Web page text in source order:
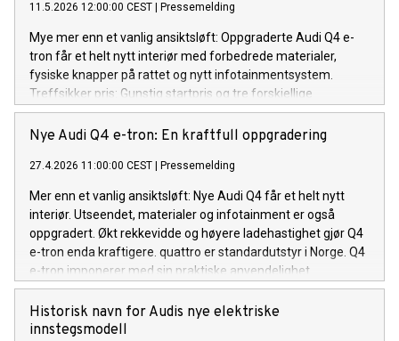
11.5.2026 12:00:00 CEST Pressemelding
Mye mer enn et vanlig ansiktsløft: Oppgraderte Audi Q4 e-
tron får et helt nytt interiør med forbedrede materialer,
fysiske knapper på rattet og nytt infotainmentsystem.
Treffsikker pris: Gunstig startpris og tre forskjellige
utstyrspakker med attraktive priser treffer godt i Norge fra
start. Mer praktisk enn noen gang: Høyere ladehastighet, økt
Q4 e-tron enda mer praktisk. Alle modellene som selges i
Norge har quattro som standardutstyr.
Nye Audi Q4 e-tron: En kraftfull oppgradering
27.4.2026 11:00:00 CEST Pressemelding
Mer enn et vanlig ansiktsløft: Nye Audi Q4 får et helt nytt
interiør. Utseendet, materialer og infotainment er også
oppgradert. Økt rekkevidde og høyere ladehastighet gjør Q4
e-tron enda kraftigere. quattro er standardutstyr i Norge. Q4
e-tron imponerer med sin praktiske anvendelighet.
Forbedrede førerassistentsystemer, 1.800 kilo tilhengervekt
og for første gang i en Audi: toveis lading.
Historisk navn for Audis nye elektriske
innstegsmodell